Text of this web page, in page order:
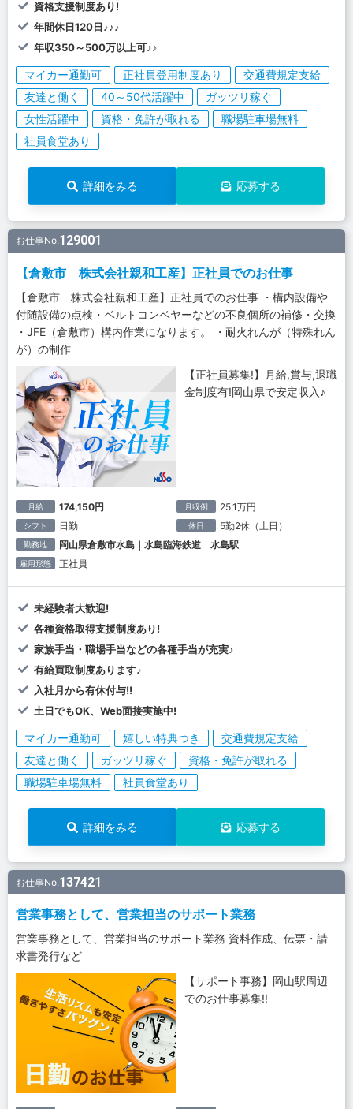
資格支援制度あり!
年間休日120日♪♪♪
年収350～500万以上可♪♪
マイカー通勤可 正社員登用制度あり
交通費規定支給
友達と働く
40～50代活躍中
ガッツリ稼ぐ
女性活躍中
資格・免許が取れる
職場駐車場無料
社員食堂あり
詳細をみる 応募する
お仕事No.129001
【倉敷市 株式会社親和工産】正社員でのお仕事
【倉敷市 株式会社親和工産】正社員でのお仕事 ・構内設備や
付随設備の点検・ベルトコンベヤーなどの不良個所の補修・交換
・JFE（倉敷市）構内作業になります。 ・耐火れんが（特殊れん
が）の制作
【正社員募集!】月給,賞与,退職
金制度有!岡山県で安定収入♪
月給 174,150円 月収例 25.1万円
シフト 日勤 休日 5勤2休（土日）
勤務地 岡山県倉敷市水島｜水島臨海鉄道 水島駅
雇用形態 正社員
未経験者大歓迎!
各種資格取得支援制度あり!
家族手当・職場手当などの各種手当が充実♪
有給買取制度あります♪
入社月から有休付与!!
土日でもOK、Web面接実施中!
マイカー通勤可 嬉しい特典つき
交通費規定支給
友達と働く
ガッツリ稼ぐ
資格・免許が取れる
職場駐車場無料
社員食堂あり
詳細をみる 応募する
お仕事No.137421
営業事務として、営業担当のサポート業務
営業事務として、営業担当のサポート業務 資料作成、伝票・請
求書発行など
【サポート事務】岡山駅周辺
でのお仕事募集!!